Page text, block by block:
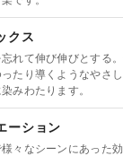
クス
忘れて伸び伸びとする
たり導くようなやさ
みわたります。
ーション
々なシーンにあった